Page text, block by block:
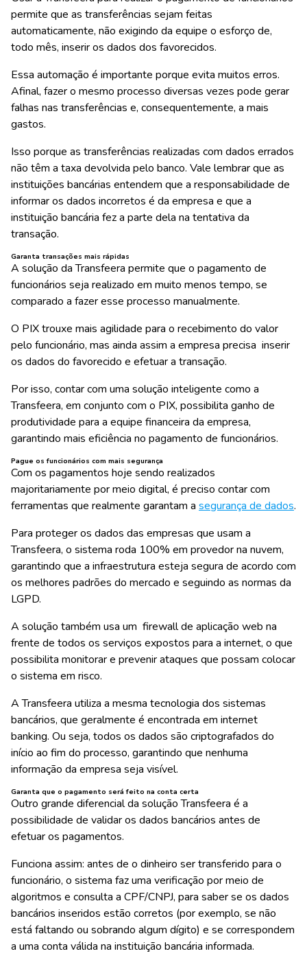
permite que as transferências sejam feitas
automaticamente, não exigindo da equipe o esforço de,
todo mês, inserir os dados dos favorecidos.
Essa automação é importante porque evita muitos erros.
Afinal, fazer o mesmo processo diversas vezes pode gerar
falhas nas transferências e, consequentemente, a mais
gastos.
Isso porque as transferências realizadas com dados errados
não têm a taxa devolvida pelo banco. Vale lembrar que as
instituições bancárias entendem que a responsabilidade de
informar os dados incorretos é da empresa e que a
instituição bancária fez a parte dela na tentativa da
transação.
Garanta transações mais rápidas
A solução da Transfeera permite que o pagamento de
funcionários seja realizado em muito menos tempo, se
comparado a fazer esse processo manualmente.
O PIX trouxe mais agilidade para o recebimento do valor
pelo funcionário, mas ainda assim a empresa precisa inserir
os dados do favorecido e efetuar a transação.
Por isso, contar com uma solução inteligente como a
Transfeera, em conjunto com o PIX, possibilita ganho de
produtividade para a equipe financeira da empresa,
garantindo mais eficiência no pagamento de funcionários.
Pague os funcionários com mais segurança
Com os pagamentos hoje sendo realizados
majoritariamente por meio digital, é preciso contar com
ferramentas que realmente garantam a segurança de dados.
Para proteger os dados das empresas que usam a
Transfeera, o sistema roda 100% em provedor na nuvem,
garantindo que a infraestrutura esteja segura de acordo com
os melhores padrões do mercado e seguindo as normas da
LGPD.
A solução também usa um firewall de aplicação web na
frente de todos os serviços expostos para a internet, o que
possibilita monitorar e prevenir ataques que possam colocar
o sistema em risco.
A Transfeera utiliza a mesma tecnologia dos sistemas
bancários, que geralmente é encontrada em internet
banking. Ou seja, todos os dados são criptografados do
início ao fim do processo, garantindo que nenhuma
informação da empresa seja visível.
Garanta que o pagamento será feito na conta certa
Outro grande diferencial da solução Transfeera é a
possibilidade de validar os dados bancários antes de
efetuar os pagamentos.
Funciona assim: antes de o dinheiro ser transferido para o
funcionário, o sistema faz uma verificação por meio de
algoritmos e consulta a CPF/CNPJ, para saber se os dados
bancários inseridos estão corretos (por exemplo, se não
está faltando ou sobrando algum dígito) e se correspondem
a uma conta válida na instituição bancária informada.